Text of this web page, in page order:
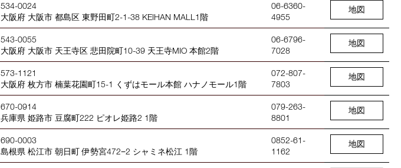
534-0024
大阪府 大阪市 都島区 東野田町2-1-38 KEIHAN MALL1階
06-6360-
4955
地図
543-0055
大阪府 大阪市 天王寺区 悲田院町10-39 天王寺MIO 本館2階
06-6796-
7028
地図
573-1121
大阪府 枚方市 楠葉花園町15-1 くずはモール本館 ハナノモール1階
072-807-
7803
地図
670-0914
兵庫県 姫路市 豆腐町222 ピオレ姫路2 1階
079-263-
8801
地図
690-0003
島根県 松江市 朝日町 伊勢宮472−2 シャミネ松江 1階
0852-61-
1162
地図